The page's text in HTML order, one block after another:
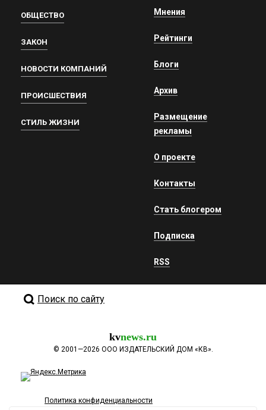
ОБЩЕСТВО
ЗАКОН
НОВОСТИ КОМПАНИЙ
ПРОИСШЕСТВИЯ
СТИЛЬ ЖИЗНИ
Мнения
Рейтинги
Блоги
Архив
Размещение
рекламы
О проекте
Контакты
Стать блогером
Подписка
RSS
Поиск по сайту
kvnews.ru
© 2001—2026 ООО ИЗДАТЕЛЬСКИЙ ДОМ «КВ».
Политика конфиденциальности